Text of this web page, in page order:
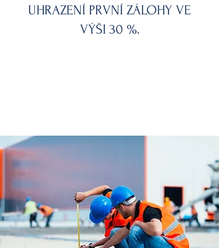
UHRAZENÍ PRVNÍ ZÁLOHY VE
VÝŠI 30 %.